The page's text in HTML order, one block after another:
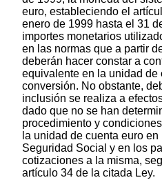
euro, estableciendo el
enero de 1999 hasta el 31
importes monetarios
en las normas que a partir
deberán hacer constar a
equivalente en la unidad de
conversión. No obstante,
inclusión se realiza a
dado que no se han
procedimiento y
la unidad de cuenta euro
Seguridad Social y en los
cotizaciones a la misma,
artículo 34 de la citada Ley.